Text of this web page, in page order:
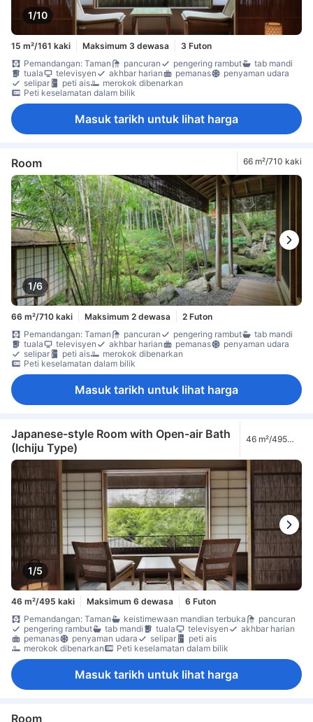
1/10
15 m²/161 kaki Maksimum 3 dewasa
3 Futon
Pemandangan: Taman
pancuran pengering rambut
tab mandi
tuala
televisyen akhbar harian pemanas
penyaman udara
selipar
peti ais
merokok dibenarkan
Peti keselamatan dalam bilik
Masuk tarikh untuk lihat harga
Room 66 m²/710 kaki
1/6
66 m²/710 kaki Maksimum 2 dewasa
2 Futon
Pemandangan: Taman
pancuran pengering rambut
tab mandi
tuala
televisyen akhbar harian pemanas
penyaman udara
selipar
peti ais
merokok dibenarkan
Peti keselamatan dalam bilik
Masuk tarikh untuk lihat harga
Japanese-style Room with Open-air Bath
(Ichiju Type)
46 m²/495
1/5
46 m²/495 kaki Maksimum 6 dewasa
6 Futon
Pemandangan: Taman
keistimewaan mandian terbuka
pancuran
pengering rambut
tab mandi tuala televisyen
akhbar harian
pemanas
penyaman udara selipar
peti ais
merokok dibenarkan
Peti keselamatan dalam bilik
Masuk tarikh untuk lihat harga
Room